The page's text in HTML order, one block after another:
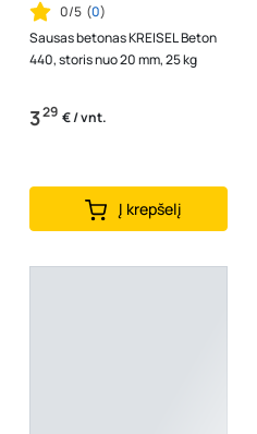
0/5 (0)
Sausas betonas KREISEL Beton
440, storis nuo 20 mm, 25 kg
329 € / vnt.
Į krepšelį